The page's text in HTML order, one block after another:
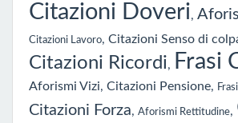
Citazioni Doveri,
Citazioni Lavoro, Citazioni Senso di
Citazioni Ricordi, Frasi
Aforismi Vizi, Citazioni Pensione,
Citazioni Forza, Aforismi Rettitudine,